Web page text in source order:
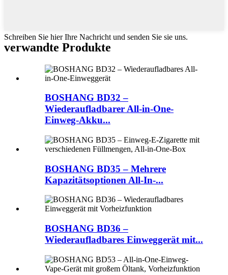
Schreiben Sie hier Ihre Nachricht und senden Sie sie uns.
verwandte Produkte
BOSHANG BD32 –
Wiederaufladbarer All-in-One-
Einweg-Akku...
BOSHANG BD35 – Mehrere
Kapazitätsoptionen All-In-...
BOSHANG BD36 –
Wiederaufladbares Einweggerät mit...